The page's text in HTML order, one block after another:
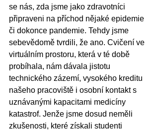
se nás, zda jsme jako zdravotníci
připraveni na příchod nějaké epidemie
či dokonce pandemie. Tehdy jsme
sebevědomě tvrdili, že ano. Cvičení ve
virtuálním prostoru, která v té době
probíhala, nám dávala jistotu
technického zázemí, vysokého kreditu
našeho pracoviště i osobní kontakt s
uznávanými kapacitami medicíny
katastrof. Jenže jsme dosud neměli
zkušenosti, které získali studenti